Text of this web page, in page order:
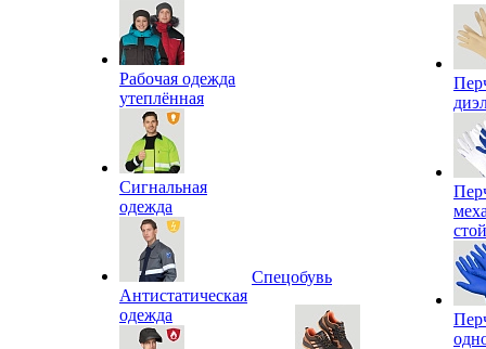
Рабочая одежда
утеплённая
Сигнальная
одежда
Антистатическая
одежда
Спецобувь